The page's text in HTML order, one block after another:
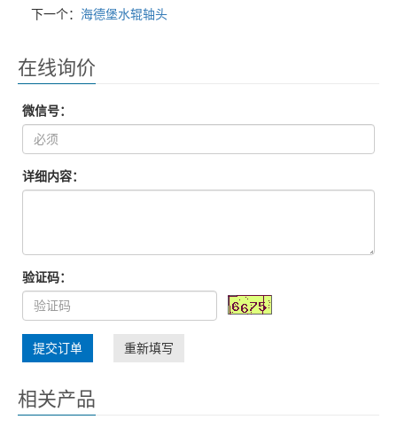
下一个： 海德堡水辊轴头
在线询价
微信号：
详细内容：
验证码：
提交订单 重新填写
相关产品